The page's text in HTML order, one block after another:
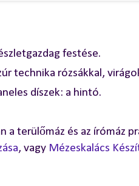
festése.
technika rózsákkal,
díszek: a hintó.
a terülőmáz és az írómáz
, vagy Mézeskalács